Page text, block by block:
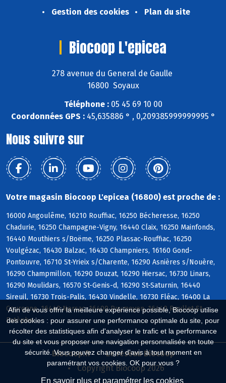
Afin de vous offrir la meilleure expérience possible, Biocoop utilise
des cookies : pour assurer une performance optimale du site, pour
récolter des statistiques afin d'analyser le trafic et la performance
du site et vous proposer une navigation personnalisée en toute
sécurité. Vous pouvez changer d'avis à tout moment en
paramétrant vos cookies. OK pour vous ?
En savoir plus et paramétrer les cookies
Gestion des cookies
Plan du site
Biocoop L'epicea
278 avenue du General de Gaulle
16800 Soyaux
Téléphone :05 45 69 10 00
Coordonnées GPS :45,635886 ° , 0,209385999999995 °
Nous suivre sur
Votre magasin Biocoop L'epicea (16800) est proche de :
16000 Angoulême, 16210 Rouffiac, 16250 Bécheresse, 16250
Chadurie, 16250 Champagne-Vigny, 16440 Claix, 16250 Mainfonds,
16440 Mouthiers s/Boëme, 16250 Plassac-Rouffiac, 16250
Voulgézac, 16430 Balzac, 16430 Champniers, 16160 Gond-
Pontouvre, 16710 St-Yrieix s/Charente, 16290 Asnières s/Nouère,
16290 Champmillon, 16290 Douzat, 16290 Hiersac, 16730 Linars,
16290 Moulidars, 16570 St-Genis-d, 16290 St-Saturnin, 16440
Sireuil, 16730 Trois-Palis, 16430 Vindelle, 16730 Fléac, 16400 La
Couronne, 16440 Nersac, 16400 Puymoyen, 16440 Roullet-St-
Estèphe
Biocoop.fr
Le réseau Biocoop
Copyright Biocoop 2026